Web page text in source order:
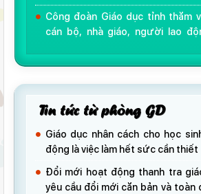
Công đoàn Giáo dục tỉnh thăm
cán bộ, nhà giáo, người lao
Tin tức từ phòng GD
Giáo dục nhân cách cho học
động là việc làm hết sức cần thiết
Đổi mới hoạt động thanh tra
yêu cầu đổi mới căn bản và toàn